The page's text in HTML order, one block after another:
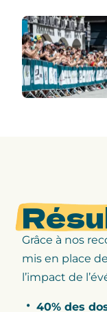
Grâce à nos
mis en place
l’impact de
40% des